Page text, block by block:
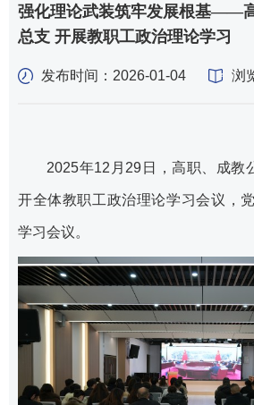
强化理论武装筑牢发展根基——
总支 开展教职工政治理论学习
发布时间：2026-01-04 浏
2025年12月29日，高职、成教
开全体教职工政治理论学习会议，
学习会议。